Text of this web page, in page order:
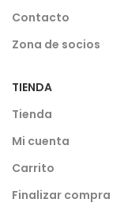
Contacto
Zona de socios
TIENDA
Tienda
Mi cuenta
Carrito
Finalizar compra